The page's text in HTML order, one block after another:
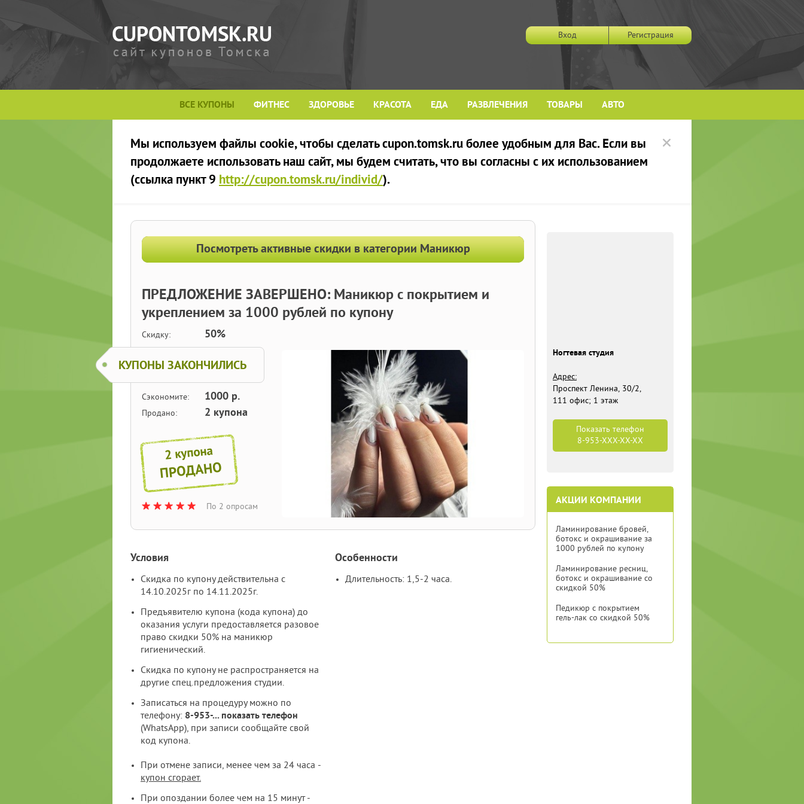
Вход Регистрация
ВСЕ КУПОНЫ ФИТНЕС ЗДОРОВЬЕ КРАСОТА ЕДА РАЗВЛЕЧЕНИЯ ТОВАРЫ АВТО
Мы используем файлы сookie, чтобы сделать cupon.tomsk.ru более удобным для Вас. Если вы
продолжаете использовать наш сайт, мы будем считать, что вы согласны с их использованием
(ссылка пункт 9 http://cupon.tomsk.ru/individ/).
Посмотреть активные скидки в категории Маникюр
ПРЕДЛОЖЕНИЕ ЗАВЕРШЕНО: Маникюр с покрытием и
укреплением за 1000 рублей по купону
Скидку: 50%
КУПОНЫ ЗАКОНЧИЛИСЬ
Сэкономите: 1000 р.
Продано: 2 купона
2 купона
ПРОДАНО
По 2 опросам
Условия
Скидка по купону действительна с
14.10.2025г по 14.11.2025г.
Предъявителю купона (кода купона) до
оказания услуги предоставляется разовое
право скидки 50% на маникюр
гигиенический.
Скидка по купону не распространяется на
другие спец.предложения студии.
Записаться на процедуру можно по
телефону: 8-953-... показать телефон
(WhatsApp), при записи сообщайте свой
код купона.
При отмене записи, менее чем за 24 часа -
купон сгорает.
При опоздании более чем на 15 минут -
Особенности
Длительность: 1,5-2 часа.
Ногтевая студия
​Адрес:
Проспект Ленина, 30/2​,
111 офис; 1 этаж
Показать телефон
8-953-XXX-XX-XX
АКЦИИ КОМПАНИИ
Ламинирование бровей,
ботокс и окрашивание за
1000 рублей по купону
Ламинирование ресниц,
ботокс и окрашивание со
скидкой 50%
Педикюр с покрытием
гель-лак со скидкой 50%